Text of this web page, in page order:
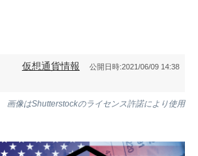
仮想通貨情報 公開日時:2021/06/09 14:38
画像はShutterstockのライセンス許諾により使用